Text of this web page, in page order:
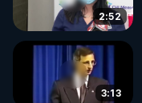
2:52
3:13